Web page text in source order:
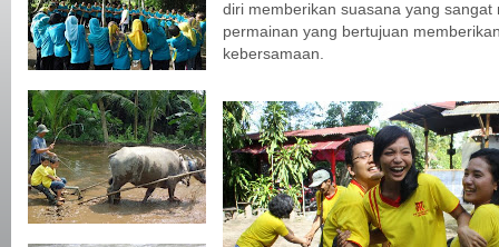
diri memberikan suasana yang
permainan yang bertujuan
kebersamaan.